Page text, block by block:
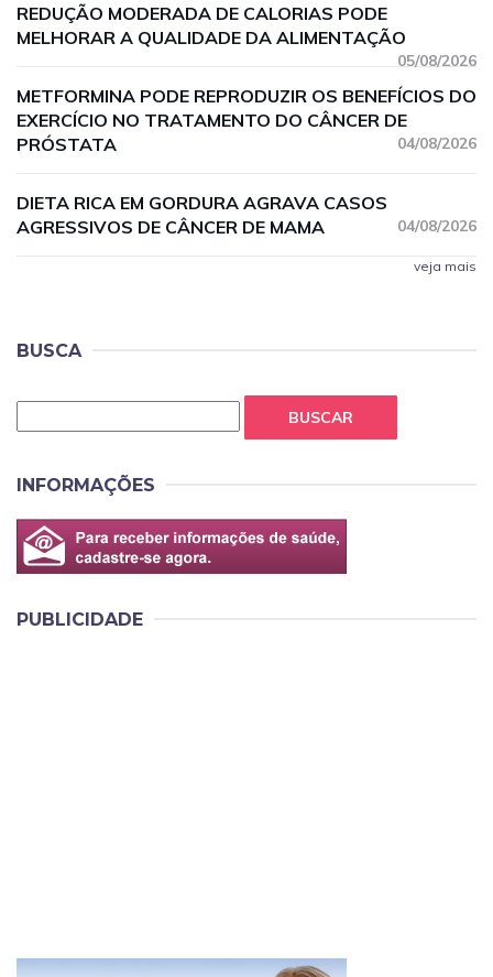
REDUÇÃO MODERADA DE CALORIAS PODE
MELHORAR A QUALIDADE DA ALIMENTAÇÃO
05/08/2026
METFORMINA PODE REPRODUZIR OS BENEFÍCIOS DO
EXERCÍCIO NO TRATAMENTO DO CÂNCER DE
PRÓSTATA
04/08/2026
DIETA RICA EM GORDURA AGRAVA CASOS
AGRESSIVOS DE CÂNCER DE MAMA
04/08/2026
veja mais
BUSCA
BUSCAR
INFORMAÇÕES
PUBLICIDADE